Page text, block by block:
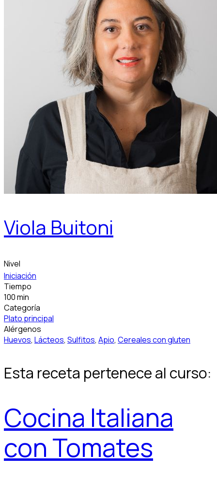
Viola Buitoni
Nivel
Iniciación
Tiempo
100 min
Categoría
Plato principal
Alérgenos
Huevos, Lácteos, Sulfitos, Apio, Cereales con gluten
Esta receta pertenece al curso:
Cocina Italiana
con Tomates